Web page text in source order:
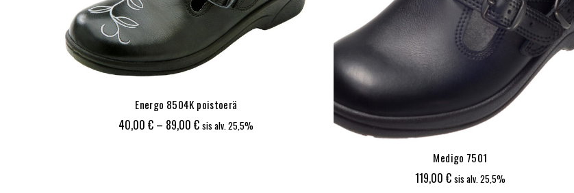
Energo 8504K poistoerä
40,00€ – 89,00€Hintaluokka:
sis alv. 25,5%
Medigo 7501
119,00 € sis alv. 25,5%